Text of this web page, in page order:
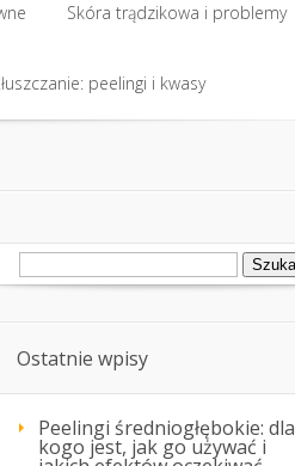
Dieta i odchudzanie Inne
Skóra trądzikowa i problemy
Skóra trądzikowa i problemy
peelingi i kwasy
Szukaj:
Ostatnie wpisy
Peelingi średniogłębokie: dla
kogo jest, jak go używać i